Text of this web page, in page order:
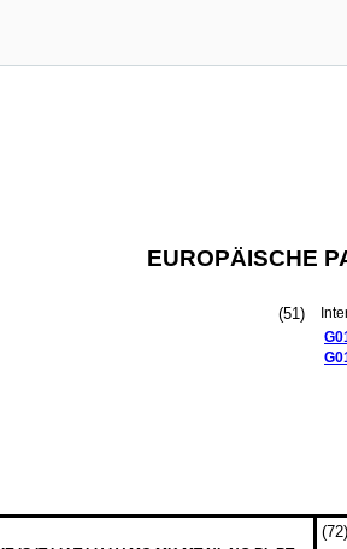
EUROPÄISCHE
(51)
(72)